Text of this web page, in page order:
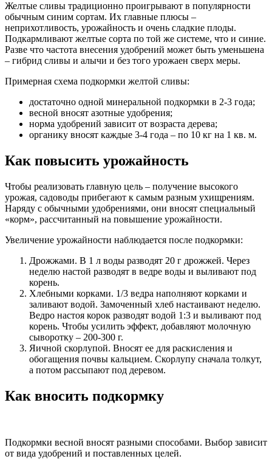
Желтые сливы традиционно проигрывают в популярности
обычным синим сортам. Их главные плюсы –
неприхотливость, урожайность и очень сладкие плоды.
Подкармливают желтые сорта по той же системе, что и синие.
Разве что частота внесения удобрений может быть уменьшена
– гибрид сливы и алычи и без того урожаен сверх меры.
Примерная схема подкормки желтой сливы:
достаточно одной минеральной подкормки в 2-3 года;
весной вносят азотные удобрения;
норма удобрений зависит от возраста дерева;
органику вносят каждые 3-4 года – по 10 кг на 1 кв. м.
Как повысить урожайность
Чтобы реализовать главную цель – получение высокого
урожая, садоводы прибегают к самым разным ухищрениям.
Наряду с обычными удобрениями, они вносят специальный
«корм», рассчитанный на повышение урожайности.
Увеличение урожайности наблюдается после подкормки:
Дрожжами. В 1 л воды разводят 20 г дрожжей. Через
неделю настой разводят в ведре воды и выливают под
корень.
Хлебными корками. 1/3 ведра наполняют корками и
заливают водой. Замоченный хлеб настаивают неделю.
Ведро настоя корок разводят водой 1:3 и выливают под
корень. Чтобы усилить эффект, добавляют молочную
сыворотку – 200-300 г.
Яичной скорлупой. Вносят ее для раскисления и
обогащения почвы кальцием. Скорлупу сначала толкут,
а потом рассыпают под деревом.
Как вносить подкормку
Подкормки весной вносят разными способами. Выбор зависит
от вида удобрений и поставленных целей.